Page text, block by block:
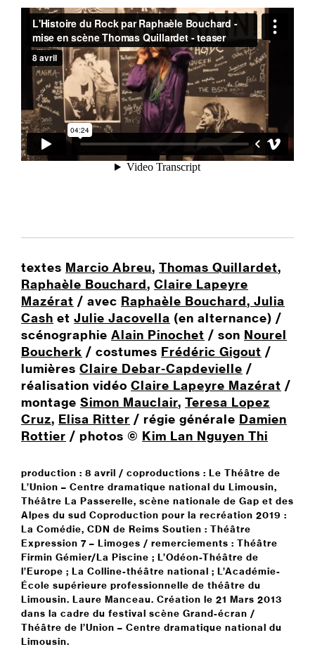
textes Marcio Abreu, Thomas Quillardet,
Raphaèle Bouchard, Claire Lapeyre
Mazérat / avec Raphaèle Bouchard, Julia
Cash et Julie Jacovella (en alternance) /
scénographie Alain Pinochet / son Nourel
Boucherk / costumes Frédéric Gigout /
lumières Claire Debar-Capdevielle /
réalisation vidéo Claire Lapeyre Mazérat /
montage Simon Mauclair, Teresa Lopez
Cruz, Elisa Ritter / régie générale Damien
Rottier / photos © Kim Lan Nguyen Thi
production : 8 avril / coproductions : Le Théâtre de
L’Union – Centre dramatique national du Limousin,
Théâtre La Passerelle, scène nationale de Gap et des
Alpes du sud Coproduction pour la recréation 2019 :
La Comédie, CDN de Reims Soutien : Théâtre
Expression 7 – Limoges / remerciements : Théâtre
Firmin Gémier/La Piscine ; L’Odéon-Théâtre de
l’Europe ; La Colline-théâtre national ; L’Académie-
École supérieure professionnelle de théâtre du
Limousin. Laure Manceau. Création le 21 Mars 2013
dans la cadre du festival scène Grand-écran /
Théâtre de l’Union – Centre dramatique national du
Limousin.